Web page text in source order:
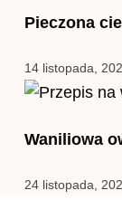
Pieczona
14 listopada,
Waniliowa
24 listopada,